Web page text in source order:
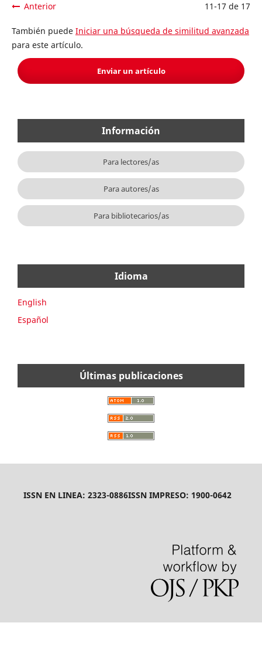
Anterior 11-17 de 17
También puede Iniciar una búsqueda de similitud avanzada
para este artículo.
Enviar un artículo
Información
Para lectores/as
Para autores/as
Para bibliotecarios/as
Idioma
English
Español
Últimas publicaciones
ISSN EN LINEA: 2323-0886ISSN IMPRESO: 1900-0642